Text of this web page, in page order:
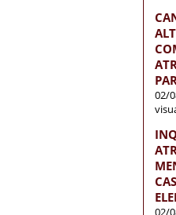
02/
02/